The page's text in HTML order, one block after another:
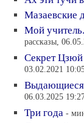
Мазаевские
Мой
рассказы,
Секрет
03.02.2021
Выдающиеся
06.03.2025
Три года -